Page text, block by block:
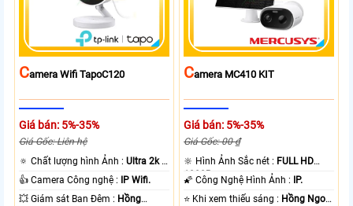
CAmera Wifi TapoC120
Giá bán: 5%-35%
Giá Gốc: Liên hệ
🔅 Chất lượng hình Ảnh :Ultra 2k +
.
👍 Camera Công nghệ :
IP Wifi.
💥 Giám sát Ban Đêm : Hồng
CAmera MC410 KIT
Giá bán: 5%-35%
Giá Gốc: 00 ₫
🔆 Hình Ảnh Sắc nét : FULL HD
1080P .
🌠 Công Nghệ Hình Ảnh :
IP.
⭐ Khi xem thiếu sáng : Hồng Ngoại